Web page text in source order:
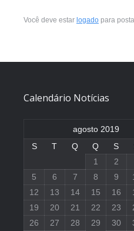
Você deve estar logado para
Calendário Notícias
agosto 2019
S
T Q Q S
1
2
5
6 7 8 9
12
13 14 15 16
19
20 21 22 23
26
27 28 29 30